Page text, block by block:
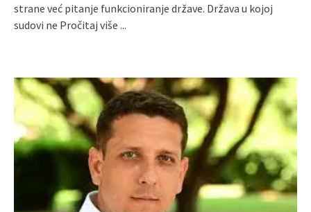
strane već pitanje funkcioniranje države. Država u kojoj
sudovi ne Pročitaj više ...